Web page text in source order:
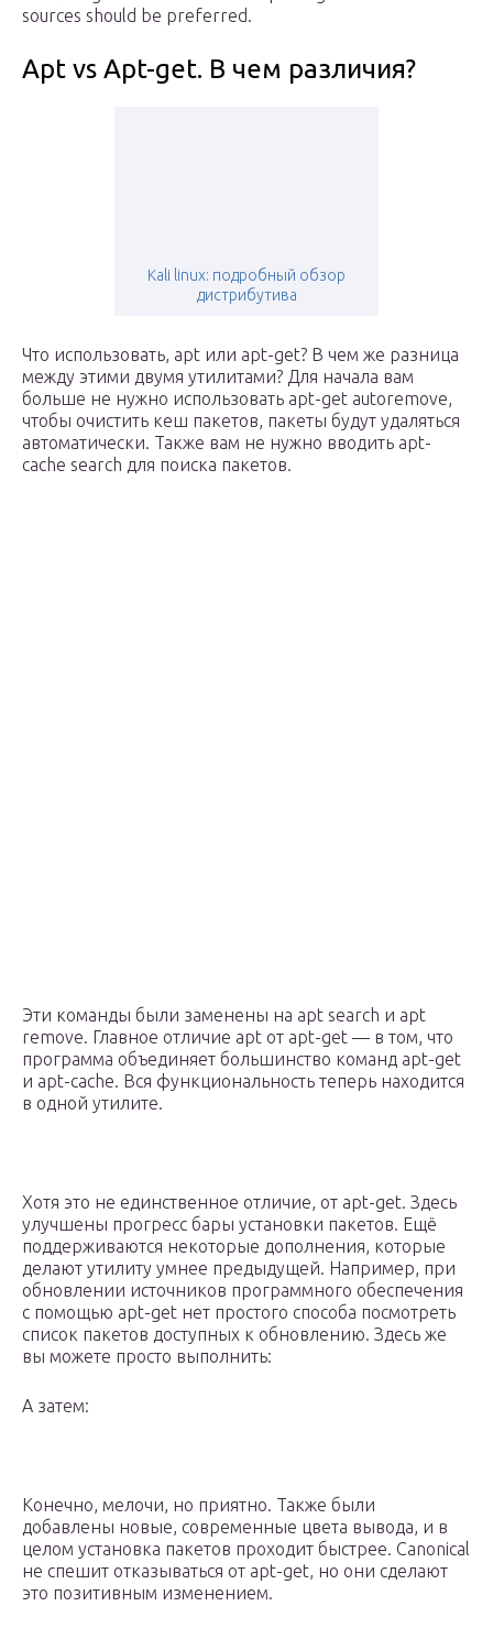
sources should be preferred.
Apt vs Apt-get. В чем различия?
Kali linux: подробный обзор
дистрибутива
Что использовать, apt или apt-get? В чем же разница
между этими двумя утилитами? Для начала вам
больше не нужно использовать apt-get autoremove,
чтобы очистить кеш пакетов, пакеты будут удаляться
автоматически. Также вам не нужно вводить apt-
cache search для поиска пакетов.
Эти команды были заменены на apt search и apt
remove. Главное отличие apt от apt-get — в том, что
программа объединяет большинство команд apt-get
и apt-cache. Вся функциональность теперь находится
в одной утилите.
Хотя это не единственное отличие, от apt-get. Здесь
улучшены прогресс бары установки пакетов. Ещё
поддерживаются некоторые дополнения, которые
делают утилиту умнее предыдущей. Например, при
обновлении источников программного обеспечения
с помощью apt-get нет простого способа посмотреть
список пакетов доступных к обновлению. Здесь же
вы можете просто выполнить:
А затем:
Конечно, мелочи, но приятно. Также были
добавлены новые, современные цвета вывода, и в
целом установка пакетов проходит быстрее. Canonical
не спешит отказываться от apt-get, но они сделают
это позитивным изменением.